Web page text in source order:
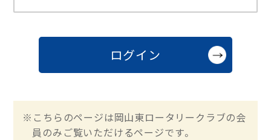
※こちらのページは岡山東ロータリークラブの会
員のみご覧いただけるページです。